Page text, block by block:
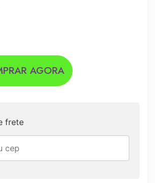
AGORA
frete